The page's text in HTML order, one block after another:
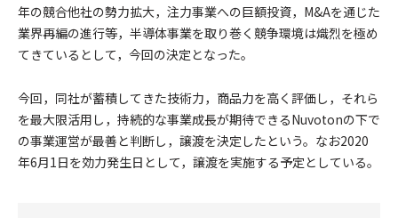
年の競合他社の勢力拡大，注力事業への巨額投資，M&Aを通じた
業界再編の進行等，半導体事業を取り巻く競争環境は熾烈を極め
てきているとして，今回の決定となった。
今回，同社が蓄積してきた技術力，商品力を高く評価し，それら
を最大限活用し，持続的な事業成長が期待できるNuvotonの下で
の事業運営が最善と判断し，譲渡を決定したという。なお2020
年6月1日を効力発生日として，譲渡を実施する予定としている。